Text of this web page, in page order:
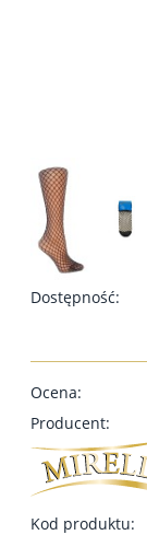
Dostępność:
Ocena:
Producent:
Kod produktu: